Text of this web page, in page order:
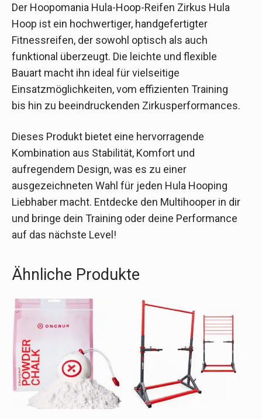
Der Hoopomania Hula-Hoop-Reifen Zirkus Hula
Hoop ist ein hochwertiger, handgefertigter
Fitnessreifen, der sowohl optisch als auch
funktional überzeugt. Die leichte und flexible
Bauart macht ihn ideal für vielseitige
Einsatzmöglichkeiten, vom effizienten Training
bis hin zu beeindruckenden Zirkusperformances.
Dieses Produkt bietet eine hervorragende
Kombination aus Stabilität, Komfort und
aufregendem Design, was es zu einer
ausgezeichneten Wahl für jeden Hula Hooping
Liebhaber macht. Entdecke den Multihooper in dir
und bringe dein Training oder deine Performance
auf das nächste Level!
Ähnliche Produkte